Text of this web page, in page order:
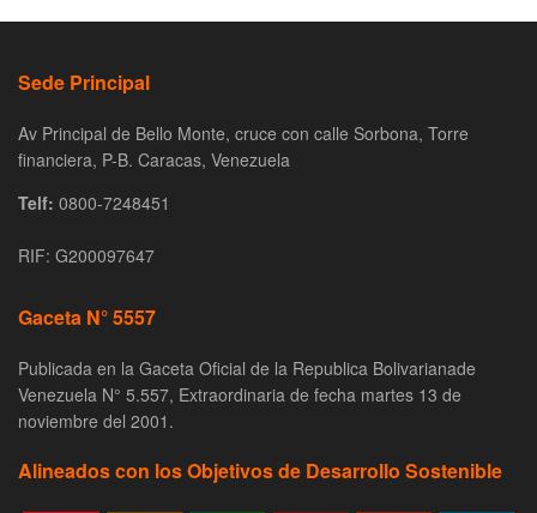
Sede Principal
Av Principal de Bello Monte, cruce con calle Sorbona, Torre
financiera, P-B. Caracas, Venezuela
Telf: 0800-7248451
RIF: G200097647
Gaceta N° 5557
Publicada en la Gaceta Oficial de la Republica Bolivarianade
Venezuela N° 5.557, Extraordinaria de fecha martes 13 de
noviembre del 2001.
Alineados con los Objetivos de Desarrollo Sostenible